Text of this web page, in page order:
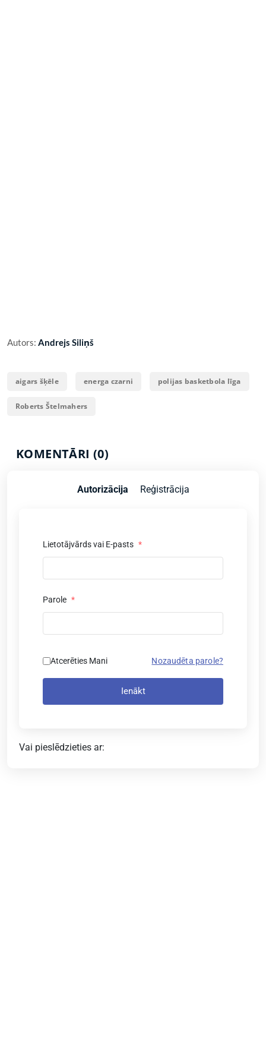
Autors: Andrejs Siliņš
aigars šķēle energa czarni polijas basketbola līga
Roberts Štelmahers
KOMENTĀRI (0)
Autorizācija Reģistrācija
Lietotājvārds vai E-pasts *
Parole *
Atcerēties Mani Nozaudēta parole?
Ienākt
Vai pieslēdzieties ar: